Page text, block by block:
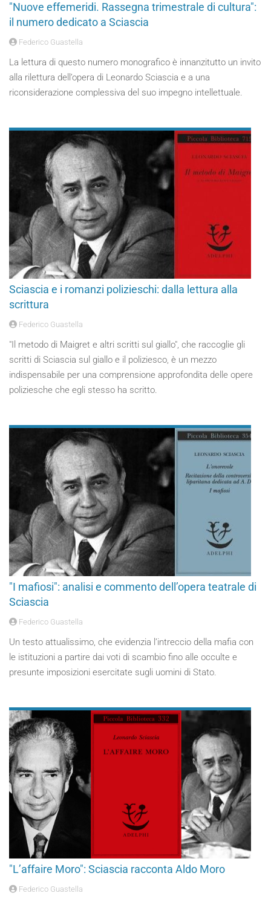
"Nuove effemeridi. Rassegna trimestrale di cultura":
il numero dedicato a Sciascia
Federico Guastella
La lettura di questo numero monografico è innanzitutto un invito
alla rilettura dell’opera di Leonardo Sciascia e a una
riconsiderazione complessiva del suo impegno intellettuale.
Sciascia e i romanzi polizieschi: dalla lettura alla
scrittura
Federico Guastella
"Il metodo di Maigret e altri scritti sul giallo", che raccoglie gli
scritti di Sciascia sul giallo e il poliziesco, è un mezzo
indispensabile per una comprensione approfondita delle opere
poliziesche che egli stesso ha scritto.
"I mafiosi": analisi e commento dell’opera teatrale di
Sciascia
Federico Guastella
Un testo attualissimo, che evidenzia l’intreccio della mafia con
le istituzioni a partire dai voti di scambio fino alle occulte e
presunte imposizioni esercitate sugli uomini di Stato.
"L’affaire Moro": Sciascia racconta Aldo Moro
Federico Guastella